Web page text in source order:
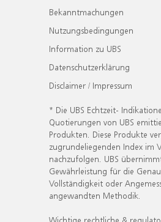
Bekanntmachungen
Nutzungsbedingungen
Information zu UBS
Datenschutzerklärung
Disclaimer / Impressum
* Die UBS Echtzeit-
Quotierungen von UBS
Produkten. Diese Produkte
zugrundeliegenden Index im
nachzufolgen. UBS
Gewährleistung für die
Vollständigkeit oder
angewandten Methodik.